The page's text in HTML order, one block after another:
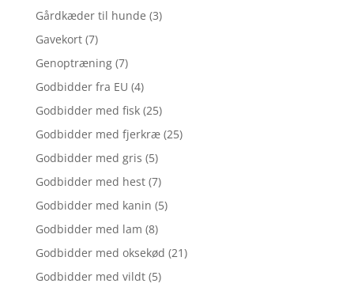
Gårdkæder til hunde (3)
Gavekort (7)
Genoptræning (7)
Godbidder fra EU (4)
Godbidder med fisk (25)
Godbidder med fjerkræ (25)
Godbidder med gris (5)
Godbidder med hest (7)
Godbidder med kanin (5)
Godbidder med lam (8)
Godbidder med oksekød (21)
Godbidder med vildt (5)